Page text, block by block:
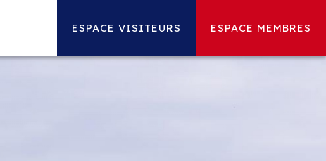
ESPACE VISITEURS ESPACE MEMBRES